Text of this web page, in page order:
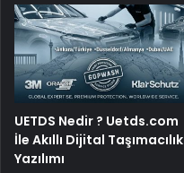
UETDS Nedir ? Uetds.com
İle Akıllı Dijital Taşımacılık
Yazılımı